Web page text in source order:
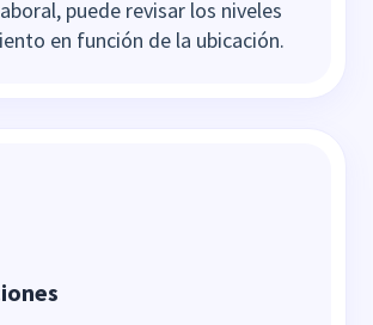
puede revisar los niveles
en función de la ubicación.